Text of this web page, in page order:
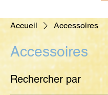
Accueil Accessoires
Accessoires
Rechercher par